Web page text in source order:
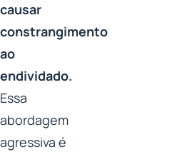
causar
constrangimento
ao
endividado.
Essa
abordagem
agressiva é